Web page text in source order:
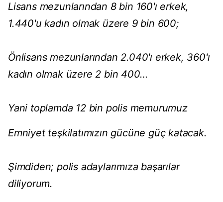
Lisans mezunlarından 8 bin 160'ı erkek,
1.440'u kadın olmak üzere 9 bin 600;
Önlisans mezunlarından 2.040'ı erkek, 360'ı
kadın olmak üzere 2 bin 400…
Yani toplamda 12 bin polis memurumuz
Emniyet teşkilatımızın gücüne güç katacak.
Şimdiden; polis adaylarımıza başarılar
diliyorum.